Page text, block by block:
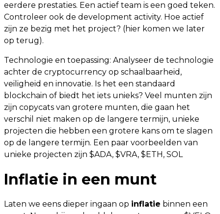
eerdere prestaties. Een actief team is een goed teken.
Controleer ook de development activity. Hoe actief
zijn ze bezig met het project? (hier komen we later
op terug).
Technologie en toepassing: Analyseer de technologie
achter de cryptocurrency op schaalbaarheid,
veiligheid en innovatie. Is het een standaard
blockchain of biedt het iets unieks? Veel munten zijn
zijn copycats van grotere munten, die gaan het
verschil niet maken op de langere termijn, unieke
projecten die hebben een grotere kans om te slagen
op de langere termijn. Een paar voorbeelden van
unieke projecten zijn $ADA, $VRA, $ETH, SOL
Inflatie in een munt
Laten we eens dieper ingaan op inflatie binnen een